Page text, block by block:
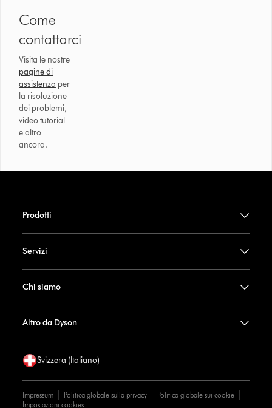
Come
contattarci
Visita le nostre
pagine di
assistenza per
la risoluzione
dei problemi,
video tutorial
e altro
ancora.
Prodotti
Servizi
Chi siamo
Altro da Dyson
Svizzera (Italiano)
Impressum Politica globale sulla privacy
Politica globale sui cookie
Impostazioni cookies